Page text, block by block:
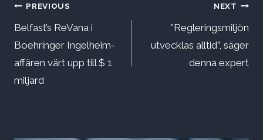
Inläggsnavigering
PREVIOUS
Belfast’s ReVana i
Boehringer Ingelheim-
affären värt upp till $ 1
miljard
NEXT
”Regleringsmiljön
utvecklas alltid”, säger
denna expert